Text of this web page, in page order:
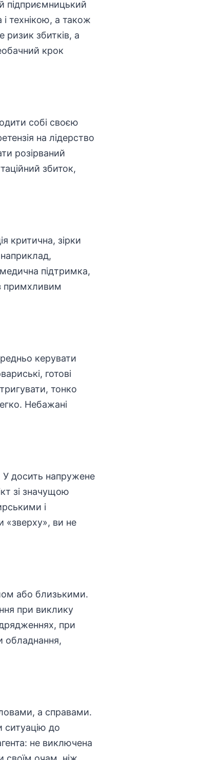
підприємницький
технікою, а також
ризик збитків, а
крок
собі своєю
на лідерство
розірваний
збиток,
критична, зірки
підтримка,
примхливим
керувати
готові
тонко
Небажані
У досить напружене
зі значущою
і
«зверху», ви не
або близькими.
при виклику
при
обладнання,
а справами.
ситуацію до
не виключена